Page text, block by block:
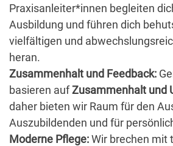
Praxisanleiter*innen begleiten
Ausbildung und führen dich
vielfältigen und
heran.
Zusammenhalt und Feedback:
basieren aufZusammenhalt und
daher bieten wir Raum für den
Auszubildenden und für
Moderne Pflege:Wir brechen mit